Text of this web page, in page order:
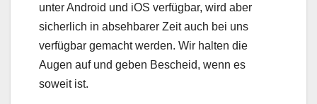
unter Android und iOS verfügbar, wird aber
sicherlich in absehbarer Zeit auch bei uns
verfügbar gemacht werden. Wir halten die
Augen auf und geben Bescheid, wenn es
soweit ist.